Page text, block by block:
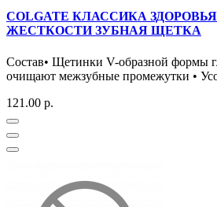
COLGATE КЛАССИКА
ЖЕСТКОСТИ ЗУБНАЯ ЩЕТКА
Состав• Щетинки V-образной формы
очищают межзубные промежутки •
121.00 р.